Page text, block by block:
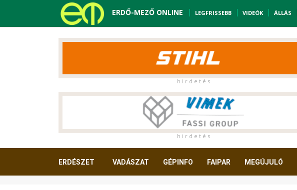
ERDŐ-MEZŐ ONLINE LEGFRISSEBB VIDEÓK ÁLLÁS
h i r d e t é s
h i r d e t é s
ERDÉSZET VADÁSZAT GÉPINFO FAIPAR MEGÚJULÓ